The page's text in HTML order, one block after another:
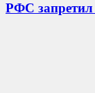
РФС запретил